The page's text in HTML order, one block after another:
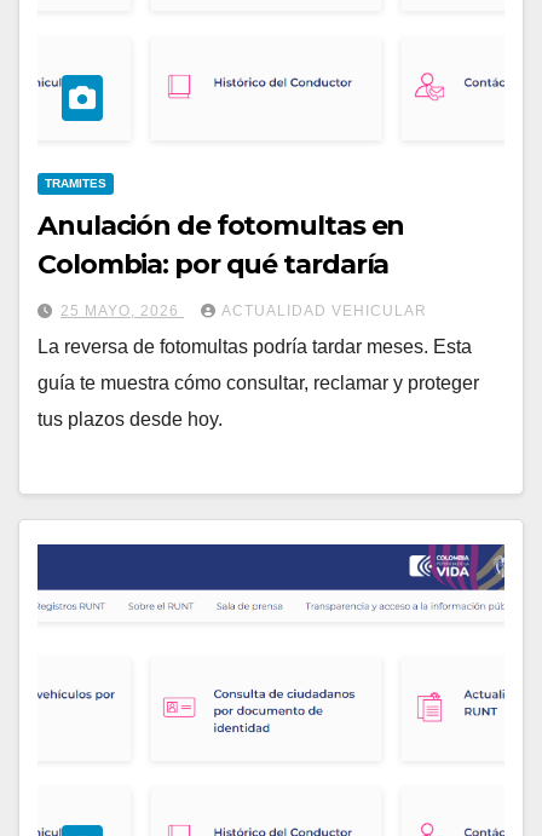
TRAMITES
Anulación de fotomultas en
Colombia: por qué tardaría
25 MAYO, 2026 ACTUALIDAD VEHICULAR
La reversa de fotomultas podría tardar meses. Esta
guía te muestra cómo consultar, reclamar y proteger
tus plazos desde hoy.